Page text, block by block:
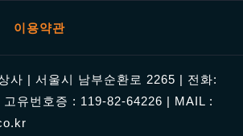
이용약관
사 | 서울시 남부순환로 2265 | 전화:
유번호증 : 119-82-64226 | MAIL :